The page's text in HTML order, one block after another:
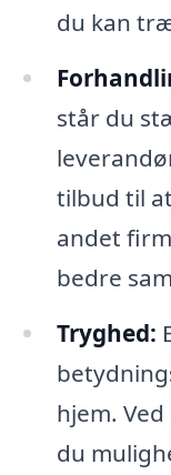
du kan
står du
tilbud til
andet
bedre
Tryghed:
hjem.
du